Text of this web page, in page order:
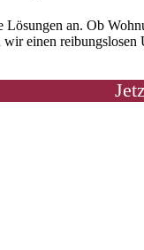
an. Ob
einen reibungslosen